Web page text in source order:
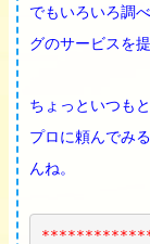
でもいろいろ調
グのサービスを
ちょっといつも
プロに頼んでみ
んね。